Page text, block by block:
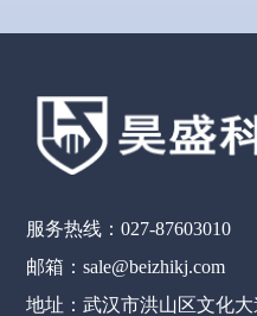
服务热线：027-87603010
邮箱：sale@beizhikj.com
地址：武汉市洪山区文化